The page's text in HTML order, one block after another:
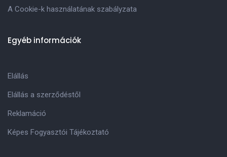
A Cookie-k használatának szabályzata
Egyéb információk
Elállás
Elállás a szerződéstől
Reklamáció
Képes Fogyasztói Tájékoztató